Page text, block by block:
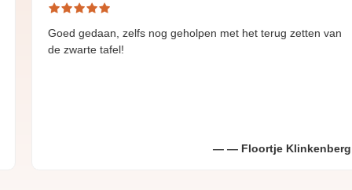
gedaan, zelfs nog geholpen met het terug zetten van
zwarte tafel!
Floortje Klinkenberg